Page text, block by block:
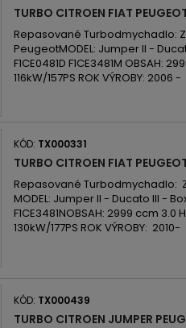
TURBO CITROEN FIAT
Repasované Turbodmychadlo:
PeugeotMODEL: Jumper II -
F1CE0481D F1CE3481M OBSAH:
116kW/157PS ROK VÝROBY: 2006 -
KÓD: TX000331
TURBO CITROEN FIAT
Repasované Turbodmychadlo:
MODEL: Jumper II - Ducato III -
F1CE3481NOBSAH: 2999 ccm 3.0
130kW/177PS ROK VÝROBY: 2010-
KÓD: TX000439
TURBO CITROEN JUMPER